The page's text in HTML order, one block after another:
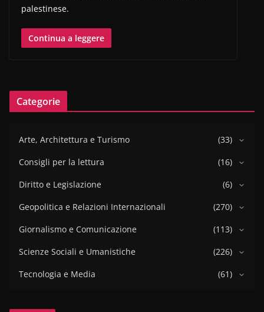
palestinese.
Continua a leggere
Categorie
Arte, Architettura e Turismo
(33)
Consigli per la lettura
(16)
Diritto e Legislazione
(6)
Geopolitica e Relazioni Internazionali
(270)
Giornalismo e Comunicazione
(113)
Scienze Sociali e Umanistiche
(226)
Tecnologia e Media
(61)